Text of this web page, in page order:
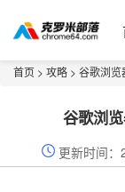
首页 > 攻略 > 谷歌浏览
谷歌浏
更新时间